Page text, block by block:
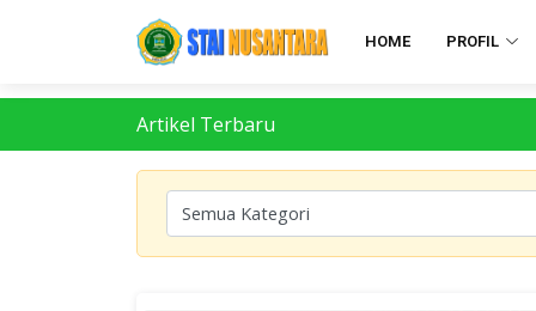
HOME PROFIL
Artikel Terbaru